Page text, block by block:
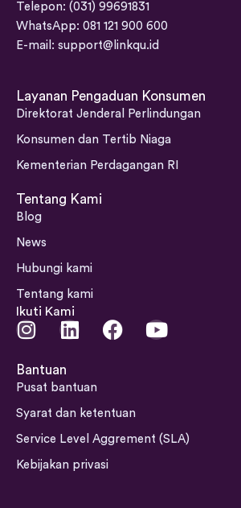
Telepon: (031) 99691831
WhatsApp: 081 121 900 600
E-mail: support@linkqu.id
Layanan Pengaduan Konsumen
Direktorat Jenderal Perlindungan
Konsumen dan Tertib Niaga
Kementerian Perdagangan RI
Tentang Kami
Blog
News
Hubungi kami
Tentang kami
Ikuti Kami
I
s
t
a
r
a
L
k
e
i
n
F
b
o
Y
b
e
Bantuan
Pusat bantuan
Syarat dan ketentuan
Service Level Aggrement (SLA)
Kebijakan privasi